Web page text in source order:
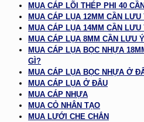
MUA CÁP LÕI THÉP PHI 40
MUA CÁP LỤA 12MM CẦN
MUA CÁP LỤA 14MM CẦN
MUA CÁP LỤA 8MM CẦN LƯU
MUA CÁP LỤA BỌC NHỰA
GÌ?
MUA CÁP LỤA BỌC NHỰA Ở
MUA CÁP LỤA Ở ĐÂU
MUA CÁP NHỰA
MUA CỎ NHÂN TẠO
MUA LƯỚI CHE CHẮN